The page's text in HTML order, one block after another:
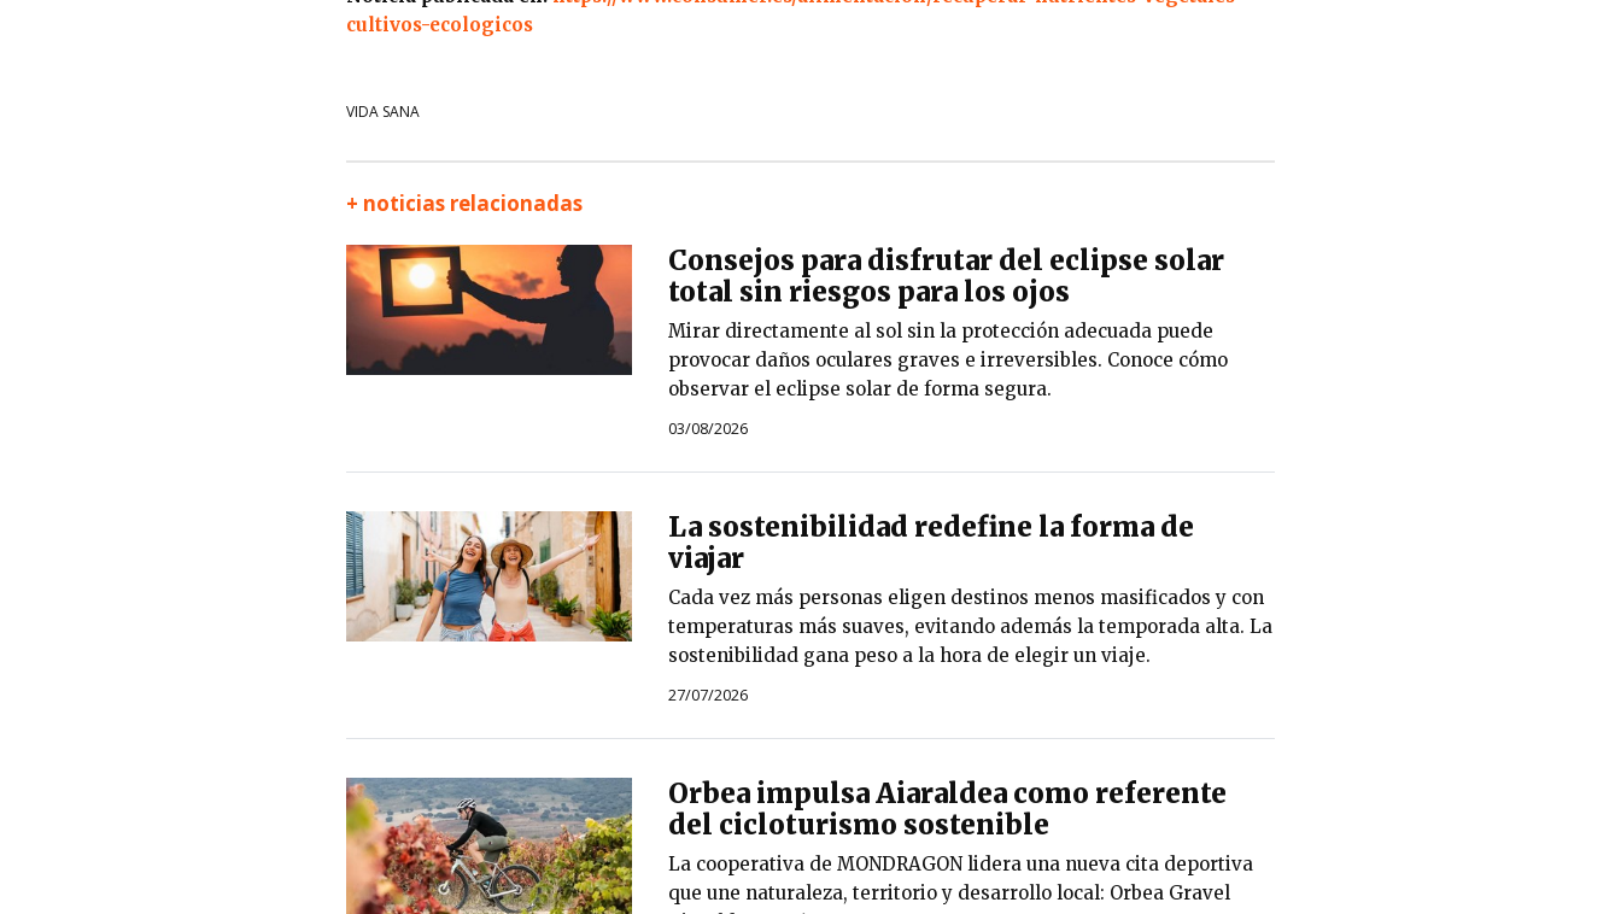
cultivos-ecologicos
VIDA SANA
+ noticias relacionadas
Consejos para disfrutar del eclipse solar
total sin riesgos para los ojos
Mirar directamente al sol sin la protección adecuada puede
provocar daños oculares graves e irreversibles. Conoce cómo
observar el eclipse solar de forma segura.
03/08/2026
La sostenibilidad redefine la forma de
viajar
Cada vez más personas eligen destinos menos masificados y con
temperaturas más suaves, evitando además la temporada alta. La
sostenibilidad gana peso a la hora de elegir un viaje.
27/07/2026
Orbea impulsa Aiaraldea como referente
del cicloturismo sostenible
La cooperativa de MONDRAGON lidera una nueva cita deportiva
que une naturaleza, territorio y desarrollo local: Orbea Gravel